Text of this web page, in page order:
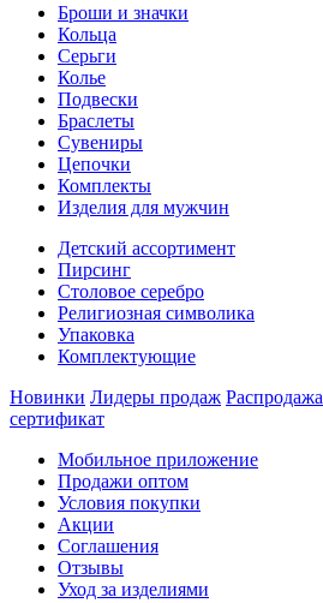
Броши и значки
Кольца
Серьги
Колье
Подвески
Браслеты
Сувениры
Цепочки
Комплекты
Изделия для мужчин
Детский ассортимент
Пирсинг
Столовое серебро
Религиозная символика
Упаковка
Комплектующие
Новинки Лидеры продаж Распродажа
сертификат
Мобильное приложение
Продажи оптом
Условия покупки
Акции
Соглашения
Отзывы
Уход за изделиями